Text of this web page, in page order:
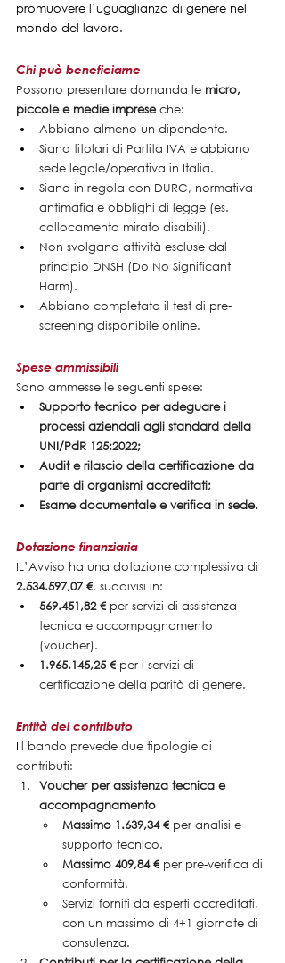
promuovere l’uguaglianza di genere nel
mondo del lavoro.
Chi può beneficiarne
Possono presentare domanda le micro,
piccole e medie imprese che:
Abbiano almeno un dipendente.
Siano titolari di Partita IVA e abbiano
sede legale/operativa in Italia.
Siano in regola con DURC, normativa
antimafia e obblighi di legge (es.
collocamento mirato disabili).
Non svolgano attività escluse dal
principio DNSH (Do No Significant
Harm).
Abbiano completato il test di pre-
screening disponibile online.
Spese ammissibili
Sono ammesse le seguenti spese:
Supporto tecnico per adeguare i
processi aziendali agli standard della
UNI/PdR 125:2022;
Audit e rilascio della certificazione da
parte di organismi accreditati;
Esame documentale e verifica in sede.
Dotazione finanziaria
IL’Avviso ha una dotazione complessiva di
2.534.597,07 €, suddivisi in:
569.451,82 € per servizi di assistenza
tecnica e accompagnamento
(voucher).
1.965.145,25 € per i servizi di
certificazione della parità di genere.
Entità del contributo
IIl bando prevede due tipologie di
contributi:
Voucher per assistenza tecnica e
accompagnamento
Massimo 1.639,34 € per analisi e
supporto tecnico.
Massimo 409,84 € per pre-verifica di
conformità.
Servizi forniti da esperti accreditati,
con un massimo di 4+1 giornate di
consulenza.